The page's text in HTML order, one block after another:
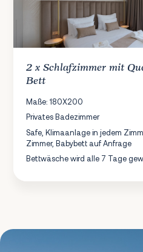
2 xSchlafzimmer mit
Bett
Maße: 180X200
Privates Badezimmer
Safe, Klimaanlage in jedem
Zimmer, Babybett auf Anfrage
Bettwäsche wird alle 7 Tage